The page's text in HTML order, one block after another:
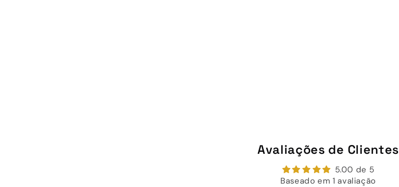
Avaliações de Clientes
5.00 de 5
Baseado em 1 avaliação